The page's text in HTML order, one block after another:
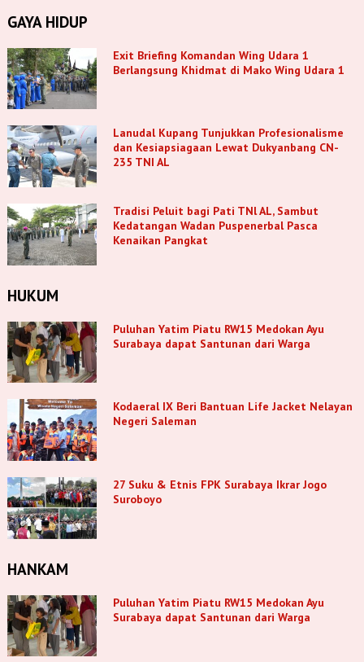
GAYA HIDUP
Exit Briefing Komandan Wing Udara 1
Berlangsung Khidmat di Mako Wing Udara 1
Lanudal Kupang Tunjukkan Profesionalisme
dan Kesiapsiagaan Lewat Dukyanbang CN-
235 TNI AL
Tradisi Peluit bagi Pati TNl AL, Sambut
Kedatangan Wadan Puspenerbal Pasca
Kenaikan Pangkat
HUKUM
Puluhan Yatim Piatu RW15 Medokan Ayu
Surabaya dapat Santunan dari Warga
Kodaeral IX Beri Bantuan Life Jacket Nelayan
Negeri Saleman
27 Suku & Etnis FPK Surabaya Ikrar Jogo
Suroboyo
HANKAM
Puluhan Yatim Piatu RW15 Medokan Ayu
Surabaya dapat Santunan dari Warga